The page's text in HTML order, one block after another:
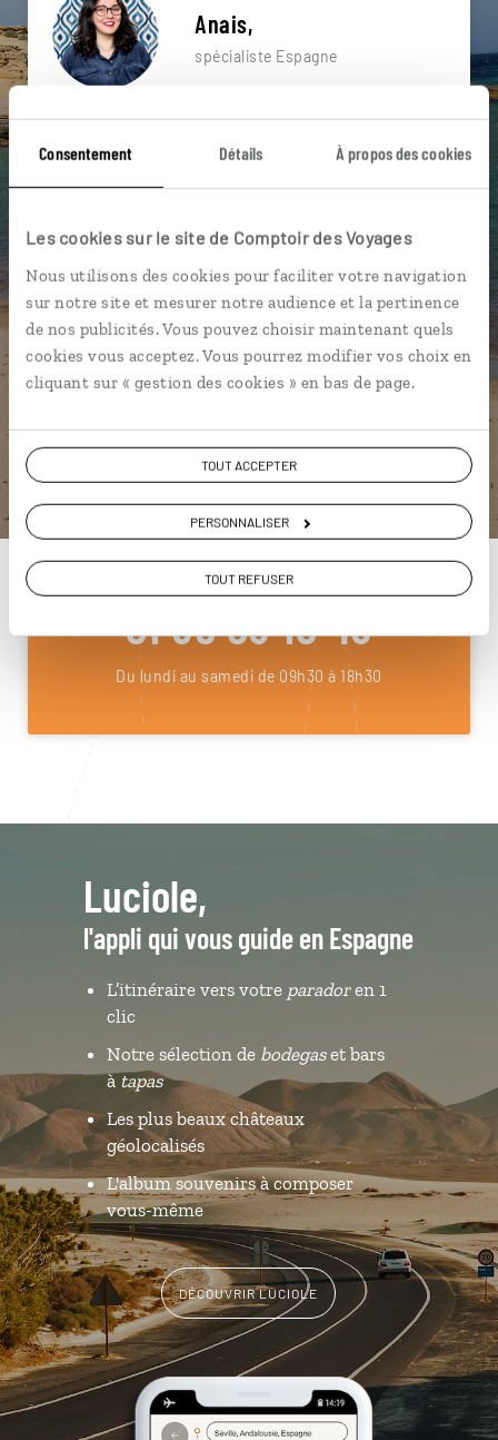
Consentement Détails À propos des cookies
Les cookies sur le site de Comptoir des Voyages
Nous utilisons des cookies pour faciliter votre navigation
sur notre site et mesurer notre audience et la pertinence
de nos publicités. Vous pouvez choisir maintenant quels
cookies vous acceptez. Vous pourrez modifier vos choix en
cliquant sur « gestion des cookies » en bas de page.
TOUT ACCEPTER
PERSONNALISER
TOUT REFUSER
Anais,
spécialiste Espagne
Ils sauront organiser votre itinéraire au plus
Échangez en face à face ou depuis nos studios
connectés en agence, mais aussi par email ou
téléphone.
Vous gardez le même interlocuteur avant,
pendant et après votre voyage.
ou
Construisez votre voyage avec un spécialiste Espagne
01 85 08 10 48
Du lundi au samedi de 09h30 à 18h30
Luciole,
l'appli qui vous guide en Espagne
L’itinéraire vers votre paradoren 1
clic
Notre sélection de bodegaset bars
àtapas
Les plus beaux châteaux
géolocalisés
L'album souvenirs à composer
vous-même
DÉCOUVRIR LUCIOLE